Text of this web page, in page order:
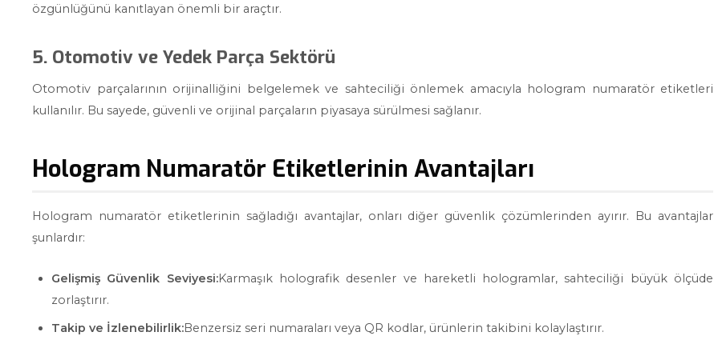
özgünlüğünü kanıtlayan önemli bir araçtır.
5. Otomotiv ve Yedek Parça Sektörü
Otomotiv parçalarının orijinalliğini belgelemek ve sahteciliği önlemek amacıyla hologram numaratör etiketleri
kullanılır. Bu sayede, güvenli ve orijinal parçaların piyasaya sürülmesi sağlanır.
Hologram Numaratör Etiketlerinin Avantajları
Hologram numaratör etiketlerinin sağladığı avantajlar, onları diğer güvenlik çözümlerinden ayırır. Bu avantajlar
şunlardır:
Gelişmiş Güvenlik Seviyesi:Karmaşık holografik desenler ve hareketli hologramlar, sahteciliği büyük ölçüde
zorlaştırır.
Takip ve İzlenebilirlik:Benzersiz seri numaraları veya QR kodlar, ürünlerin takibini kolaylaştırır.